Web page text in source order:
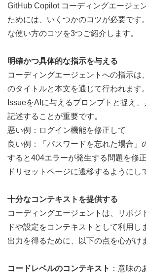
GitHub Copilot コーディングエージェ
ためには、いくつかのコツが必要です
な使い方のコツを3つご紹介します。
明確かつ具体的な指示を与える
コーディングエージェントへの指示は
のタイトルと本文を通じて行われます
IssueをAIに与えるプロンプトと捉え
記述することが重要です。
悪い例：ログイン機能を修正して
良い例：「パスワードを忘れた場合」
すると404エラーが発生する問題を修
ドリセットページに遷移するようにし
十分なコンテキストを提供する
コーディングエージェントは、リポジ
ドや設定をコンテキストとして利用し
出力を得るために、以下の点を心がけ
コードレベルのコンテキスト ：意味の